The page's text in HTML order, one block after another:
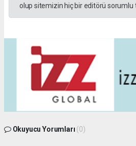
olup sitemizin hiç bir editörü sorumlu
Okuyucu Yorumları (0)